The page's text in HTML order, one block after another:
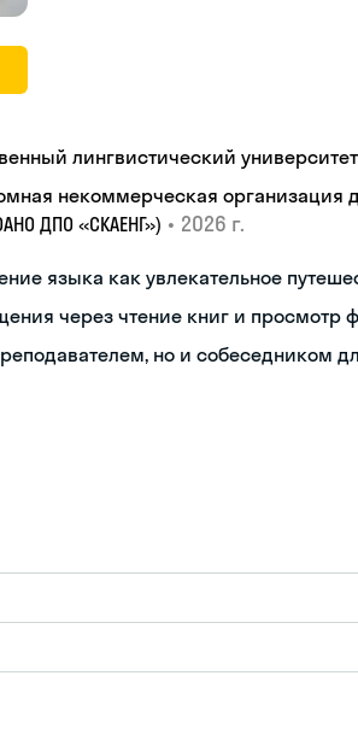
лингвистический университет
некоммерческая организация
ДПО «СКАЕНГ») • 2026 г.
языка как увлекательное
через чтение книг и просмотр
но и собеседником